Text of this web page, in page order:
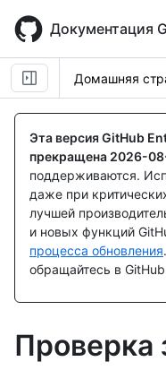
main
content
Документация
Домашняя
Эта версия GitHub
прекращена 2026-
поддерживаются.
даже при
лучшей
и новых функций
процесса обновления
обращайтесь в
Проверка